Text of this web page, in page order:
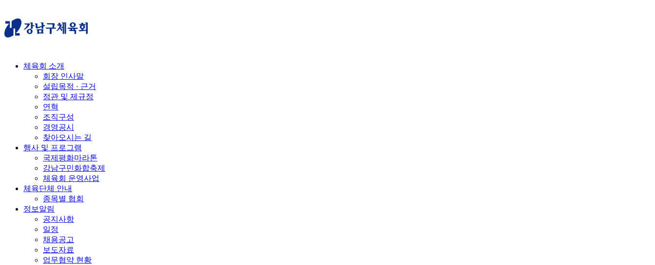
체육회 소개
회장 인사말
설립목적 · 근거
정관 및 제규정
연혁
조직구성
경영공시
찾아오시는 길
행사 및 프로그램
국제평화마라톤
강남구민화합축제
체육회 운영사업
체육단체 안내
종목별 협회
정보알림
공지사항
일정
채용공고
보도자료
업무협약 현황